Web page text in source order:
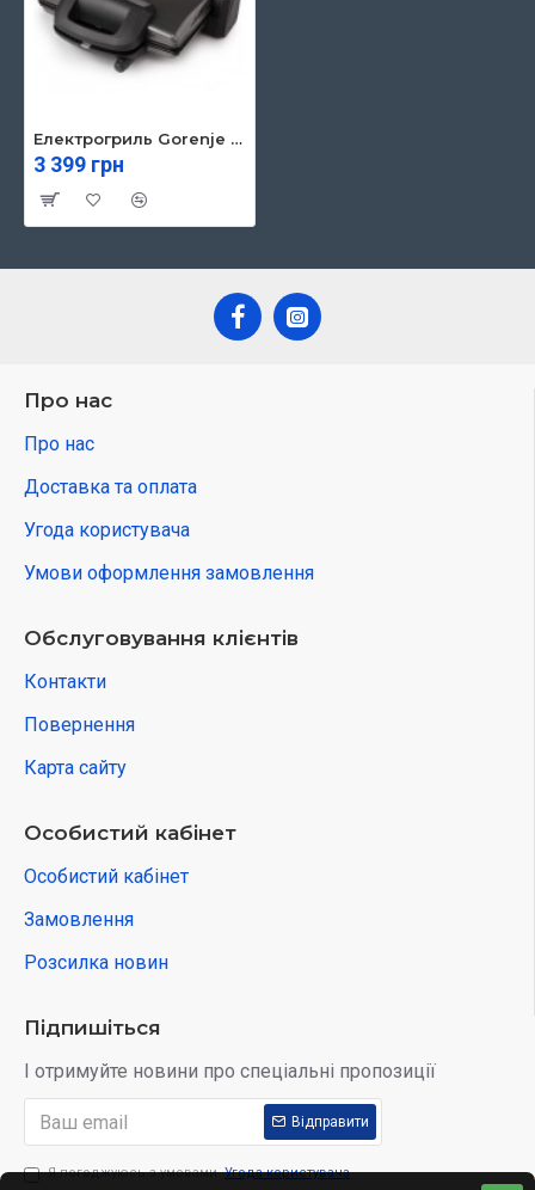
Електрогриль Gorenje KR1800SDP
3 399 грн
Про нас
Про нас
Доставка та оплата
Угода користувача
Умови оформлення замовлення
Обслуговування клієнтів
Контакти
Повернення
Карта сайту
Особистий кабінет
Особистий кабінет
Замовлення
Розсилка новин
Підпишіться
І отримуйте новини про спеціальні пропозиції
Відправити
Я погоджуюсь з умовами Угода користувача